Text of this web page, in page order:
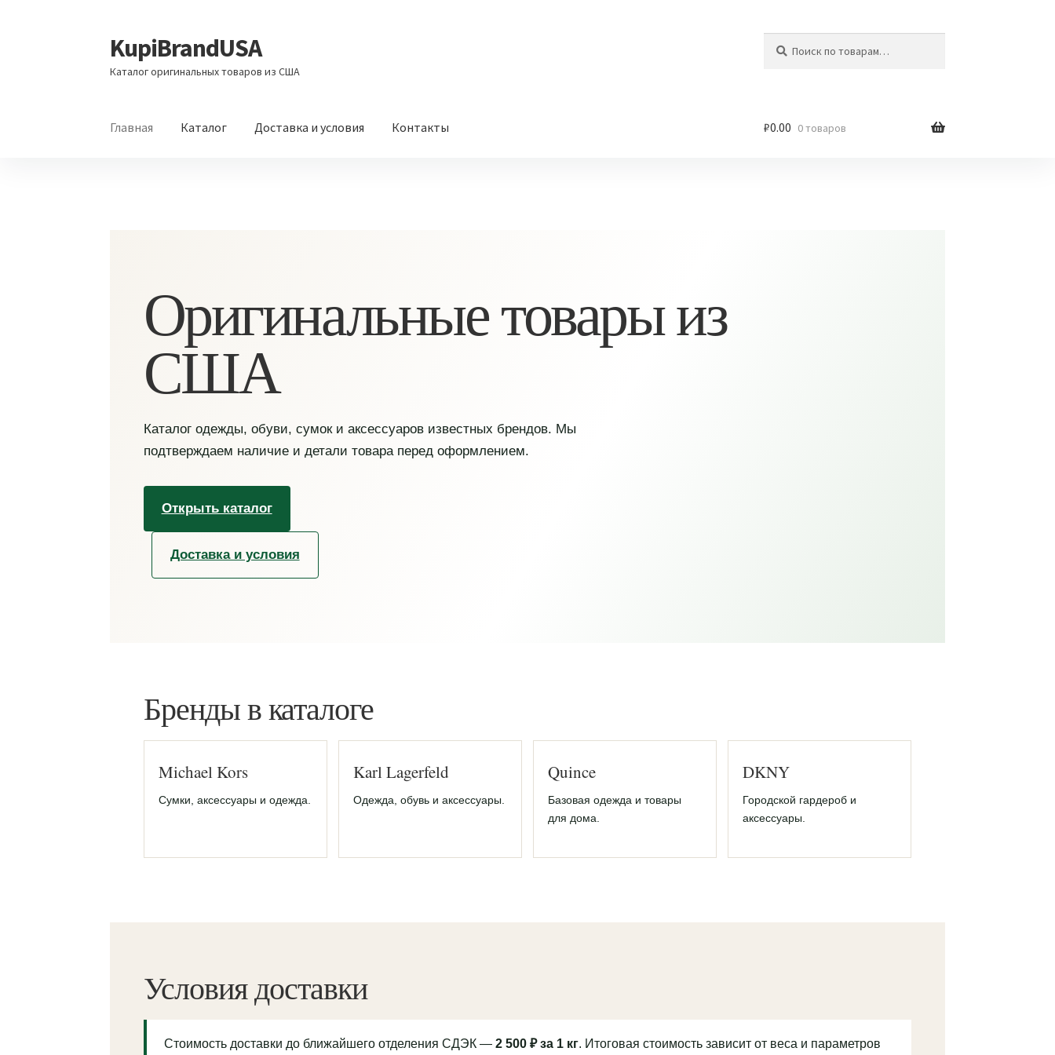
Перейти
к
навигации
Перейти
к
содержимому
KupiBrandUSA
Каталог оригинальных товаров из США
Главная Каталог Доставка и условия Контакты ₽0.00 0 товаров
Оригинальные товары из
США
Каталог одежды, обуви, сумок и аксессуаров известных брендов. Мы
подтверждаем наличие и детали товара перед оформлением.
Открыть каталог
Доставка и условия
Бренды в каталоге
Michael Kors
Сумки, аксессуары и одежда.
Karl Lagerfeld
Одежда, обувь и аксессуары.
Quince
Базовая одежда и товары
для дома.
DKNY
Городской гардероб и
аксессуары.
Условия доставки
Стоимость доставки до ближайшего отделения СДЭК — 2 500 ₽ за 1 кг. Итоговая стоимость зависит от веса и параметров